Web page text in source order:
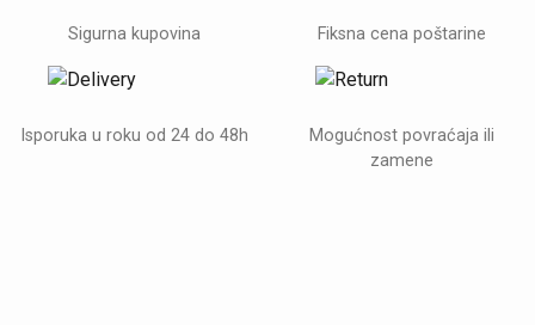
Sigurna kupovina Fiksna cena poštarine
Isporuka u roku od 24 do 48h
Mogućnost povraćaja ili
zamene